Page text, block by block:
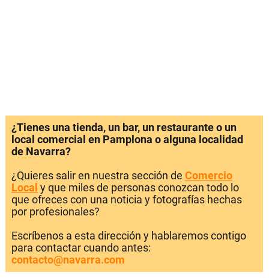
¿Tienes una tienda, un bar, un restaurante o un
local comercial en Pamplona o alguna localidad
de Navarra?
¿Quieres salir en nuestra sección de Comercio
Local y que miles de personas conozcan todo lo
que ofreces con una noticia y fotografías hechas
por profesionales?
Escríbenos a esta dirección y hablaremos contigo
para contactar cuando antes:
contacto@navarra.com